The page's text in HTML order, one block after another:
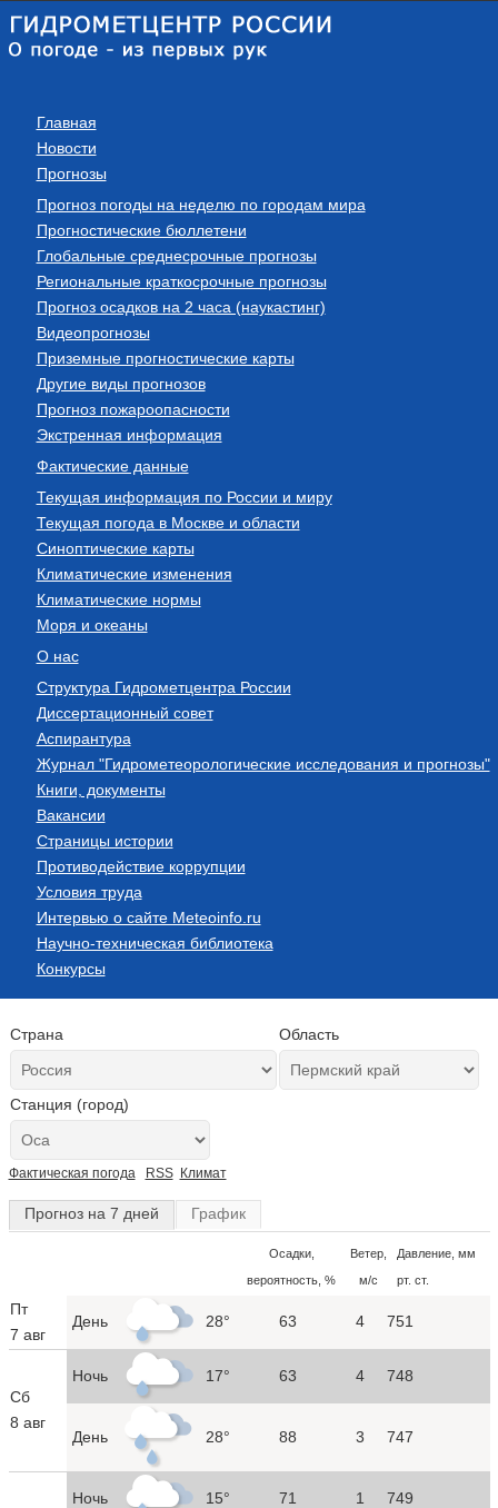
Главная
Новости
Прогнозы
Прогноз погоды на неделю по городам мира
Прогностические бюллетени
Глобальные среднесрочные прогнозы
Региональные краткосрочные прогнозы
Прогноз осадков на 2 часа (наукастинг)
Видеопрогнозы
Приземные прогностические карты
Другие виды прогнозов
Прогноз пожароопасности
Экстренная информация
Фактические данные
Текущая информация по России и миру
Текущая погода в Москве и области
Синоптические карты
Климатические изменения
Климатические нормы
Моря и океаны
О нас
Структура Гидрометцентра России
Диссертационный совет
Аспирантура
Журнал "Гидрометеорологические исследования и прогнозы"
Книги, документы
Вакансии
Страницы истории
Противодействие коррупции
Условия труда
Интервью о сайте Meteoinfo.ru
Научно-техническая библиотека
Конкурсы
Страна Область
Станция (город)
Фактическая погода RSS Климат
Прогноз на 7 дней График
Осадки,
вероятность, %
Ветер,
м/с
Давление, мм
рт. ст.
Пт
7 авг
День 28° 63 4 751
Сб
8 авг
Ночь 17° 63 4 748
День 28° 88 3 747
Ночь 15° 71 1 749